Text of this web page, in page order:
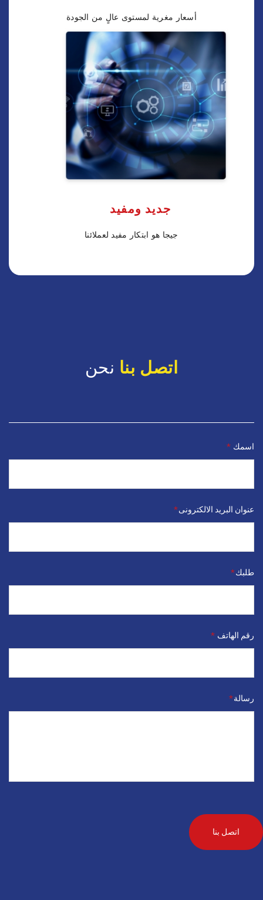
أسعار مغرية لمستوى عالٍ من الجودة
جديد ومفيد
جيجا هو ابتكار مفيد لعملائنا
اتصل بنا نحن
اسمك *
عنوان البريد الالكترونى*
طلبك*
رقم الهاتف *
رسالة*
اتصل بنا